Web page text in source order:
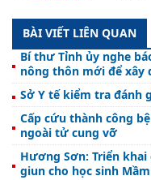
BÀI VIẾT LIÊN QUAN
Bí thư Tỉnh ủy nghe
nông thôn mới để xây
Đảng bộ tỉnh
Sở Y tế kiểm tra đánh
Cấp cứu thành công
ngoài tử cung vỡ
Hương Sơn: Triển
giun cho học sinh